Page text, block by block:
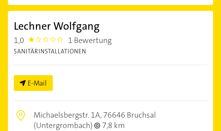
Lechner Wolfgang
1,0 1.0 1 Bewertung
SANITÄRINSTALLATIONEN
E-Mail
Michaelsbergstr. 1A,76646 Bruchsal
(Untergrombach)
7,8 km